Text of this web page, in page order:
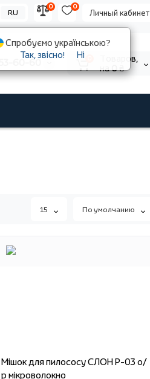
Личный кабинет
0
0
RU
60-60
Tоваров,
на0 ₴
15 По умолчанию
Мішок для пилососу СЛОН P-03 о/
р мікроволокно
Спробуємо українською?
Так, звісно!
Ні